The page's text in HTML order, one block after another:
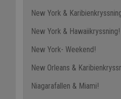
New York &
New York & Hawaiikryssning!
New York- Weekend!
New Orleans &
Niagarafallen & Miami!